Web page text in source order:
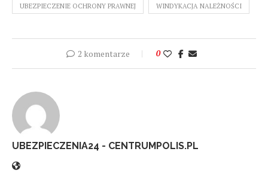
UBEZPIECZENIE OCHRONY PRAWNEJ WINDYKACJA NALEŻNOŚCI
2 komentarze 0
UBEZPIECZENIA24 - CENTRUMPOLIS.PL